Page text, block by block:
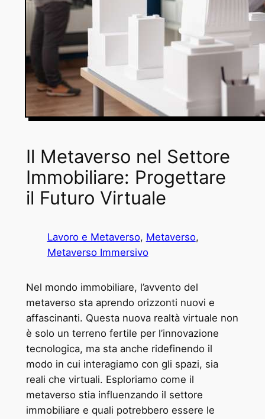
Il Metaverso nel Settore
Immobiliare: Progettare
il Futuro Virtuale
Lavoro e Metaverso, Metaverso
Metaverso Immersivo
Nel mondo immobiliare, l’avvento del
metaverso sta aprendo orizzonti nuovi e
affascinanti. Questa nuova realtà virtuale non
è solo un terreno fertile per l’innovazione
tecnologica, ma sta anche ridefinendo il
modo in cui interagiamo con gli spazi, sia
reali che virtuali. Esploriamo come il
metaverso stia influenzando il settore
immobiliare e quali potrebbero essere le